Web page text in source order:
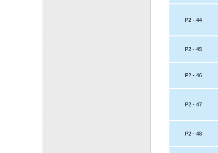
P2 - 44
P2 - 45
P2 - 46
P2 - 47
P2 - 48